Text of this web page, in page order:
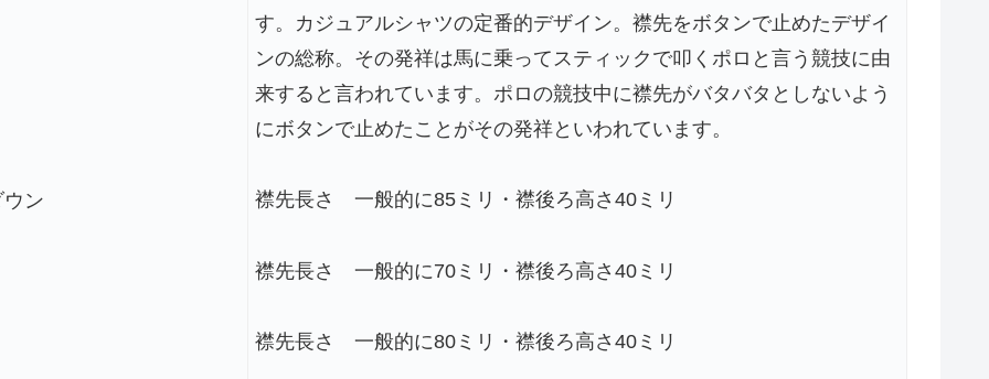
ン
す。カジュアルシャツの定番的デザイン。襟先をボタンで止めたデザイ
ンの総称。その発祥は馬に乗ってスティックで叩くポロと言う競技に由
来すると言われています。ポロの競技中に襟先がバタバタとしないよう
にボタンで止めたことがその発祥といわれています。
襟先長さ 一般的に85ミリ・襟後ろ高さ40ミリ
襟先長さ 一般的に70ミリ・襟後ろ高さ40ミリ
襟先長さ 一般的に80ミリ・襟後ろ高さ40ミリ